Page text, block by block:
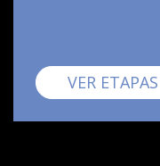
VER ETAPAS